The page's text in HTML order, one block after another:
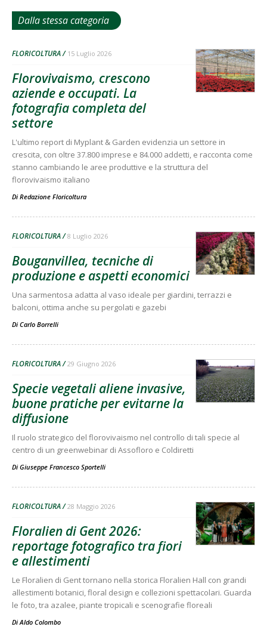
Dalla stessa categoria
FLORICOLTURA 15 Luglio 2026
Florovivaismo, crescono
aziende e occupati. La
fotografia completa del
settore
L'ultimo report di Myplant & Garden evidenzia un settore in
crescita, con oltre 37.800 imprese e 84.000 addetti, e racconta come
stanno cambiando le aree produttive e la struttura del
florovivaismo italiano
Di Redazione Floricoltura
FLORICOLTURA 8 Luglio 2026
Bouganvillea, tecniche di
produzione e aspetti economici
Una sarmentosa adatta al vaso ideale per giardini, terrazzi e
balconi, ottima anche su pergolati e gazebi
Di Carlo Borrelli
FLORICOLTURA 29 Giugno 2026
Specie vegetali aliene invasive,
buone pratiche per evitarne la
diffusione
Il ruolo strategico del florovivaismo nel controllo di tali specie al
centro di un greenwebinar di Assofloro e Coldiretti
Di Giuseppe Francesco Sportelli
FLORICOLTURA 28 Maggio 2026
Floralien di Gent 2026:
reportage fotografico tra fiori
e allestimenti
Le Floralien di Gent tornano nella storica Floralien Hall con grandi
allestimenti botanici, floral design e collezioni spettacolari. Guarda
le foto, tra azalee, piante tropicali e scenografie floreali
DiAldo Colombo